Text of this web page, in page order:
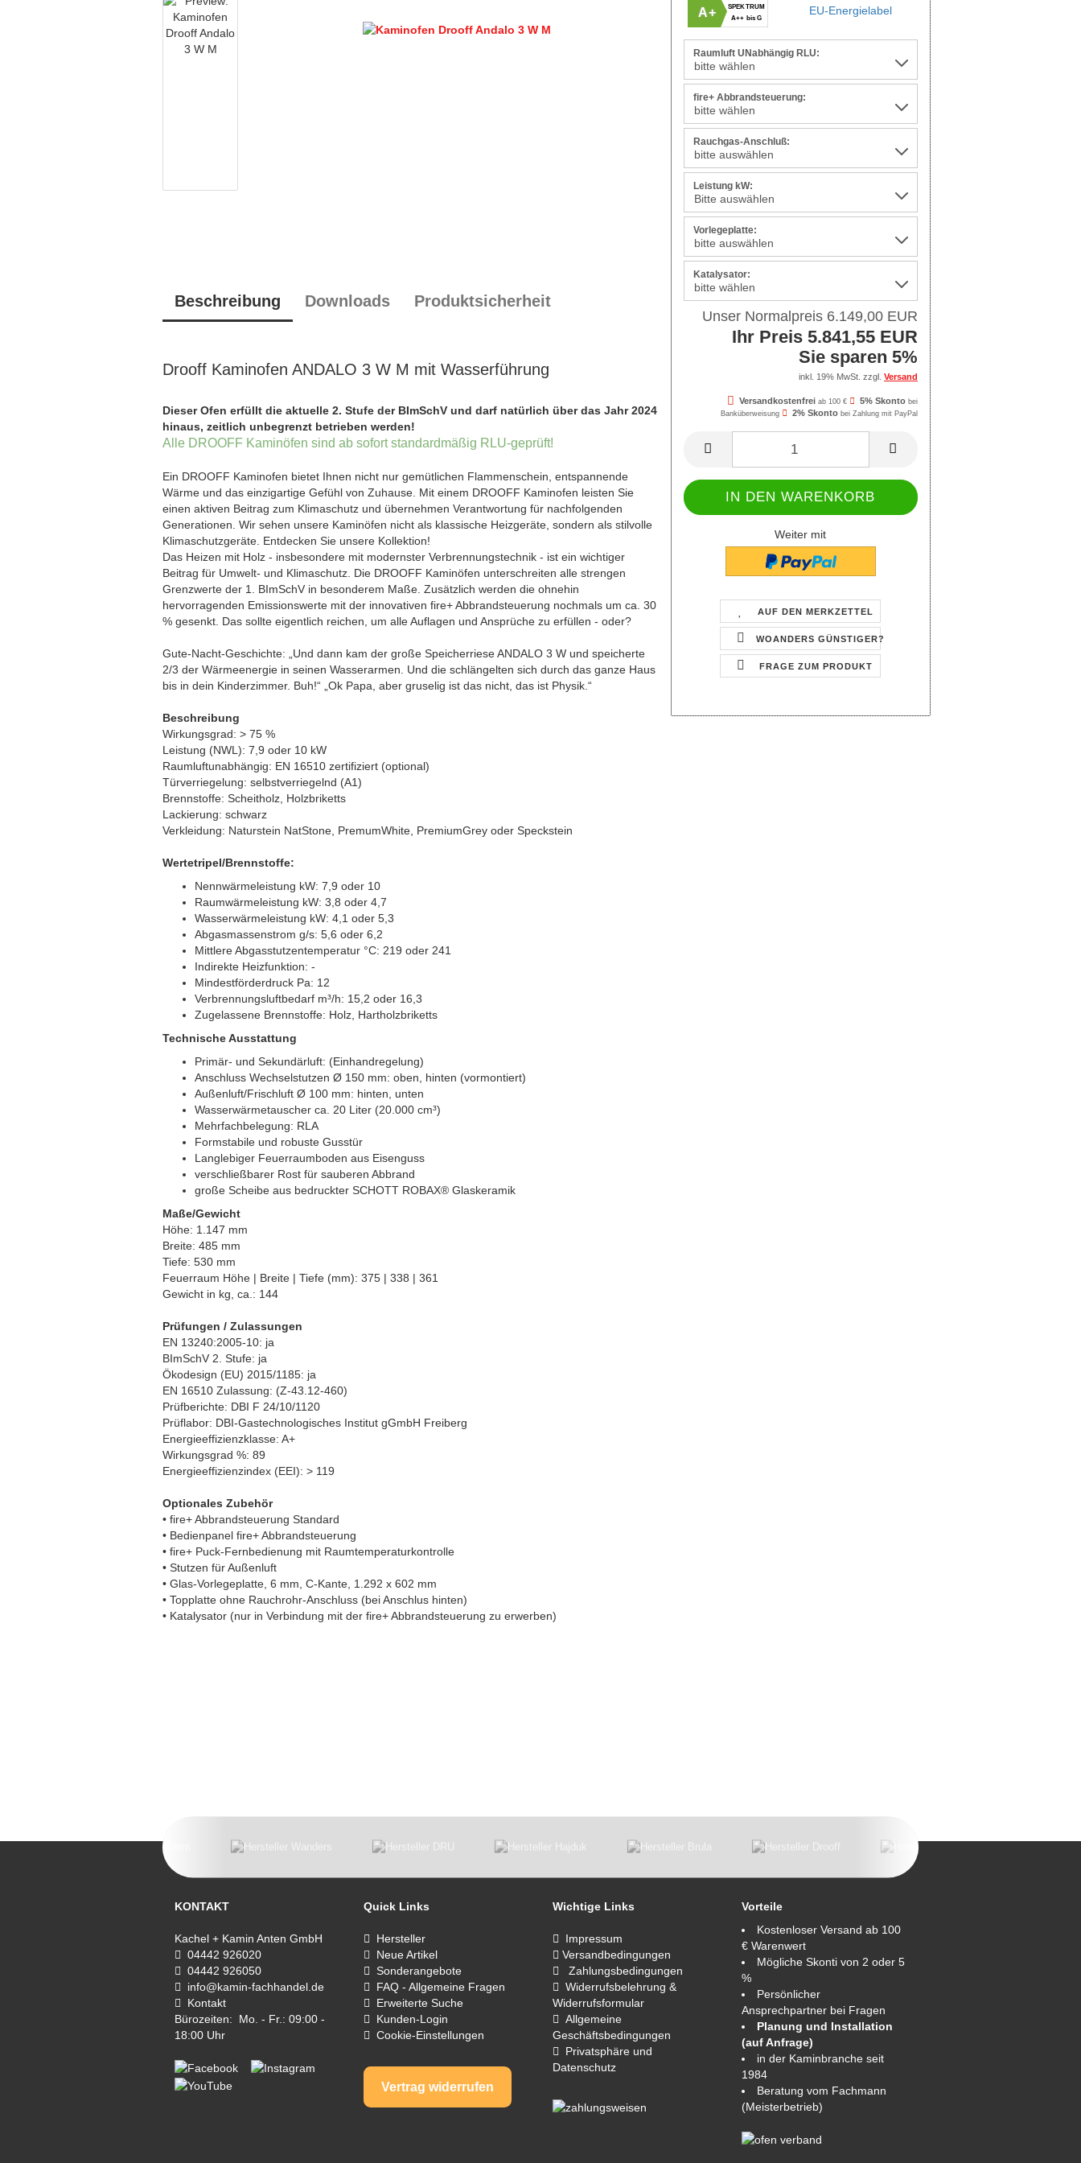
A+
SPEKTRUM
A++ bis G
EU-Energielabel
Raumluft UNabhängig RLU:
fire+ Abbrandsteuerung:
Rauchgas-Anschluß:
Leistung kW:
Vorlegeplatte:
Katalysator:
Unser Normalpreis 6.149,00 EUR
Ihr Preis 5.841,55 EUR
Sie sparen 5%
inkl. 19% MwSt. zzgl. Versand
Versandkostenfrei ab 100 € 5% Skonto bei
Banküberweisung
2% Skonto bei Zahlung mit PayPal
Weiter mit
AUF DEN MERKZETTEL
WOANDERS GÜNSTIGER?
FRAGE ZUM PRODUKT
Beschreibung Downloads Produktsicherheit
Drooff Kaminofen ANDALO 3 W M mit Wasserführung
Dieser Ofen erfüllt die aktuelle 2. Stufe der BImSchV und darf natürlich über das Jahr 2024
hinaus, zeitlich unbegrenzt betrieben werden!
Alle DROOFF Kaminöfen sind ab sofort standardmäßig RLU-geprüft!
Ein DROOFF Kaminofen bietet Ihnen nicht nur gemütlichen Flammenschein, entspannende
Wärme und das einzigartige Gefühl von Zuhause. Mit einem DROOFF Kaminofen leisten Sie
einen aktiven Beitrag zum Klimaschutz und übernehmen Verantwortung für nachfolgenden
Generationen. Wir sehen unsere Kaminöfen nicht als klassische Heizgeräte, sondern als stilvolle
Klimaschutzgeräte. Entdecken Sie unsere Kollektion!
Das Heizen mit Holz - insbesondere mit modernster Verbrennungstechnik - ist ein wichtiger
Beitrag für Umwelt- und Klimaschutz. Die DROOFF Kaminöfen unterschreiten alle strengen
Grenzwerte der 1. BImSchV in besonderem Maße. Zusätzlich werden die ohnehin
hervorragenden Emissionswerte mit der innovativen fire+ Abbrandsteuerung nochmals um ca. 30
% gesenkt. Das sollte eigentlich reichen, um alle Auflagen und Ansprüche zu erfüllen - oder?
Gute-Nacht-Geschichte: „Und dann kam der große Speicherriese ANDALO 3 W und speicherte
2/3 der Wärmeenergie in seinen Wasserarmen. Und die schlängelten sich durch das ganze Haus
bis in dein Kinderzimmer. Buh!“ „Ok Papa, aber gruselig ist das nicht, das ist Physik.“
Beschreibung
Wirkungsgrad: > 75 %
Leistung (NWL): 7,9 oder 10 kW
Raumluftunabhängig: EN 16510 zertifiziert (optional)
Türverriegelung: selbstverriegelnd (A1)
Brennstoffe: Scheitholz, Holzbriketts
Lackierung: schwarz
Verkleidung: Naturstein NatStone, PremumWhite, PremiumGrey oder Speckstein
Wertetripel/Brennstoffe:
Nennwärmeleistung kW: 7,9 oder 10
Raumwärmeleistung kW: 3,8 oder 4,7
Wasserwärmeleistung kW: 4,1 oder 5,3
Abgasmassenstrom g/s: 5,6 oder 6,2
Mittlere Abgasstutzentemperatur °C: 219 oder 241
Indirekte Heizfunktion: -
Mindestförderdruck Pa: 12
Verbrennungsluftbedarf m³/h: 15,2 oder 16,3
Zugelassene Brennstoffe: Holz, Hartholzbriketts
Technische Ausstattung
Primär- und Sekundärluft: (Einhandregelung)
Anschluss Wechselstutzen Ø 150 mm: oben, hinten (vormontiert)
Außenluft/Frischluft Ø 100 mm: hinten, unten
Wasserwärmetauscher ca. 20 Liter (20.000 cm³)
Mehrfachbelegung: RLA
Formstabile und robuste Gusstür
Langlebiger Feuerraumboden aus Eisenguss
verschließbarer Rost für sauberen Abbrand
große Scheibe aus bedruckter SCHOTT ROBAX® Glaskeramik
Maße/Gewicht
Höhe: 1.147 mm
Breite: 485 mm
Tiefe: 530 mm
Feuerraum Höhe | Breite | Tiefe (mm): 375 | 338 | 361
Gewicht in kg, ca.: 144
Prüfungen / Zulassungen
EN 13240:2005-10: ja
BImSchV 2. Stufe: ja
Ökodesign (EU) 2015/1185: ja
EN 16510 Zulassung: (Z-43.12-460)
Prüfberichte: DBI F 24/10/1120
Prüflabor: DBI-Gastechnologisches Institut gGmbH Freiberg
Energieeffizienzklasse: A+
Wirkungsgrad %: 89
Energieeffizienzindex (EEI): > 119
Optionales Zubehör
• fire+ Abbrandsteuerung Standard
• Bedienpanel fire+ Abbrandsteuerung
• fire+ Puck-Fernbedienung mit Raumtemperaturkontrolle
• Stutzen für Außenluft
• Glas-Vorlegeplatte, 6 mm, C-Kante, 1.292 x 602 mm
• Topplatte ohne Rauchrohr-Anschluss (bei Anschlus hinten)
• Katalysator (nur in Verbindung mit der fire+ Abbrandsteuerung zu erwerben)
KONTAKT
Kachel + Kamin Anten GmbH
04442 926020
04442 926050
info@kamin-fachhandel.de
Kontakt
Bürozeiten: Mo. - Fr.: 09:00 -
18:00 Uhr
Quick Links
Hersteller
Neue Artikel
Sonderangebote
FAQ - Allgemeine Fragen
Erweiterte Suche
Kunden-Login
Cookie-Einstellungen
Vertrag widerrufen
Wichtige Links
Impressum
Versandbedingungen
Zahlungsbedingungen
Widerrufsbelehrung &
Widerrufsformular
Allgemeine
Geschäftsbedingungen
Privatsphäre und
Datenschutz
Vorteile
Kostenloser Versand ab 100
€ Warenwert
Mögliche Skonti von 2 oder 5
%
Persönlicher
Ansprechpartner bei Fragen
Planung und Installation
(auf Anfrage)
in der Kaminbranche seit
1984
Beratung vom Fachmann
(Meisterbetrieb)